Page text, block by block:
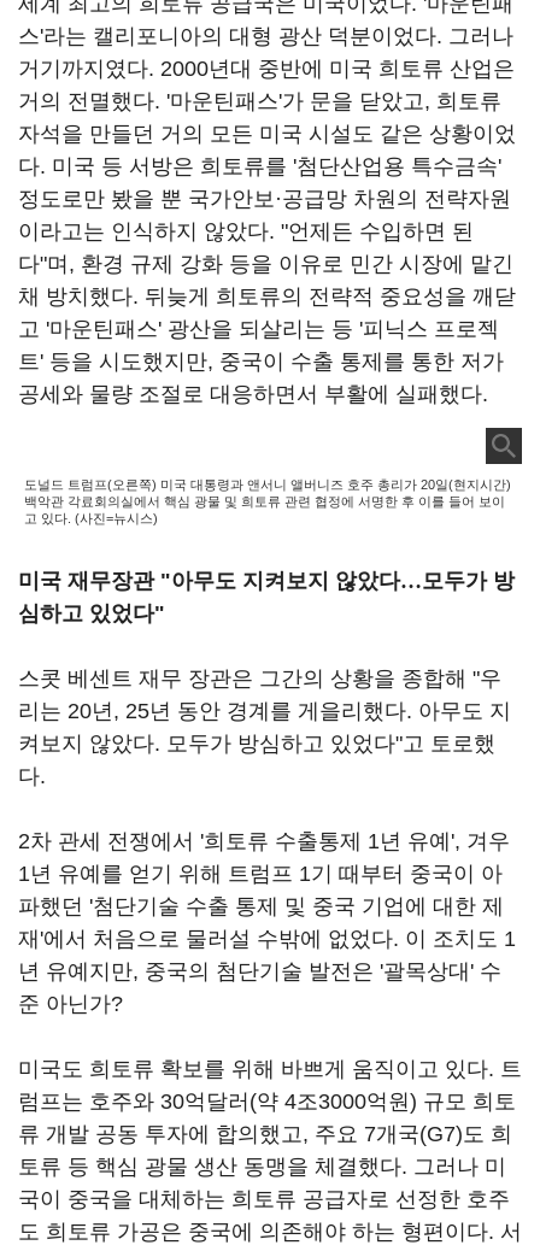
스'라는 캘리포니아의 대형 광산 덕분이었다. 그러나
거기까지였다. 2000년대 중반에 미국 희토류 산업은
거의 전멸했다. '마운틴패스'가 문을 닫았고, 희토류
자석을 만들던 거의 모든 미국 시설도 같은 상황이었
다. 미국 등 서방은 희토류를 '첨단산업용 특수금속'
정도로만 봤을 뿐 국가안보·공급망 차원의 전략자원
이라고는 인식하지 않았다. "언제든 수입하면 된
다"며, 환경 규제 강화 등을 이유로 민간 시장에 맡긴
채 방치했다. 뒤늦게 희토류의 전략적 중요성을 깨닫
고 '마운틴패스' 광산을 되살리는 등 '피닉스 프로젝
트' 등을 시도했지만, 중국이 수출 통제를 통한 저가
공세와 물량 조절로 대응하면서 부활에 실패했다.
도널드 트럼프(오른쪽) 미국 대통령과 앤서니 앨버니즈 호주 총리가 20일(현지시간)
백악관 각료회의실에서 핵심 광물 및 희토류 관련 협정에 서명한 후 이를 들어 보이
고 있다. (사진=뉴시스)
미국 재무장관 "아무도 지켜보지 않았다…모두가 방
심하고 있었다"
스콧 베센트 재무 장관은 그간의 상황을 종합해 "우
리는 20년, 25년 동안 경계를 게을리했다. 아무도 지
켜보지 않았다. 모두가 방심하고 있었다"고 토로했
다.
2차 관세 전쟁에서 '희토류 수출통제 1년 유예', 겨우
1년 유예를 얻기 위해 트럼프 1기 때부터 중국이 아
파했던 '첨단기술 수출 통제 및 중국 기업에 대한 제
재'에서 처음으로 물러설 수밖에 없었다. 이 조치도 1
년 유예지만, 중국의 첨단기술 발전은 '괄목상대' 수
준 아닌가?
미국도 희토류 확보를 위해 바쁘게 움직이고 있다. 트
럼프는 호주와 30억달러(약 4조3000억원) 규모 희토
류 개발 공동 투자에 합의했고, 주요 7개국(G7)도 희
토류 등 핵심 광물 생산 동맹을 체결했다. 그러나 미
국이 중국을 대체하는 희토류 공급자로 선정한 호주
도 희토류 가공은 중국에 의존해야 하는 형편이다. 서